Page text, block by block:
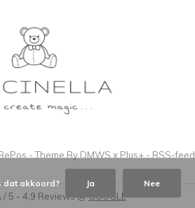
- Theme By DMWS x Plus+ - RSS-feed
/ 5 - 4,9 Reviews @GOOGLE
dat akkoord? Ja Nee